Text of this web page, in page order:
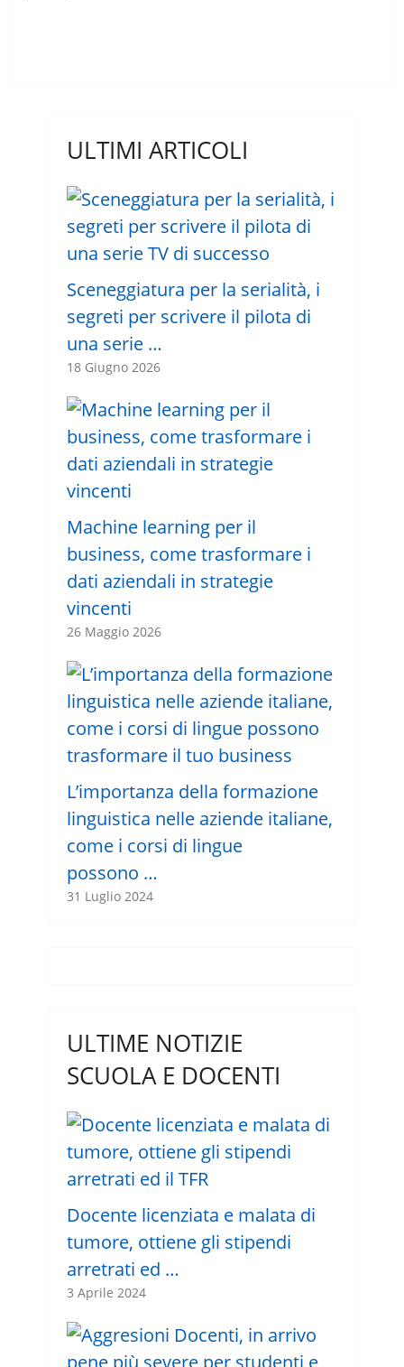
ULTIMI ARTICOLI
Sceneggiatura per la serialità, i
segreti per scrivere il pilota di
una serie …
18 Giugno 2026
Machine learning per il
business, come trasformare i
dati aziendali in strategie
vincenti
26 Maggio 2026
L’importanza della formazione
linguistica nelle aziende italiane,
come i corsi di lingue
possono …
31 Luglio 2024
ULTIME NOTIZIE
SCUOLA E DOCENTI
Docente licenziata e malata di
tumore, ottiene gli stipendi
arretrati ed …
3 Aprile 2024